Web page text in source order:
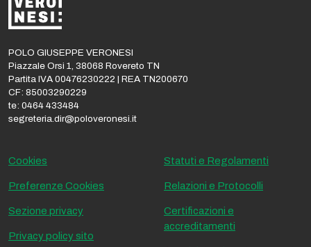
POLO GIUSEPPE VERONESI
Piazzale Orsi 1, 38068 Rovereto TN
Partita IVA 00476230222 | REA TN200670
CF: 85003290229
te: 0464 433484
segreteria.dir@poloveronesi.it
Cookies
Preferenze Cookies
Sezione privacy
Privacy policy sito
Statuti e Regolamenti
Relazioni e Protocolli
Certificazioni e
accreditamenti